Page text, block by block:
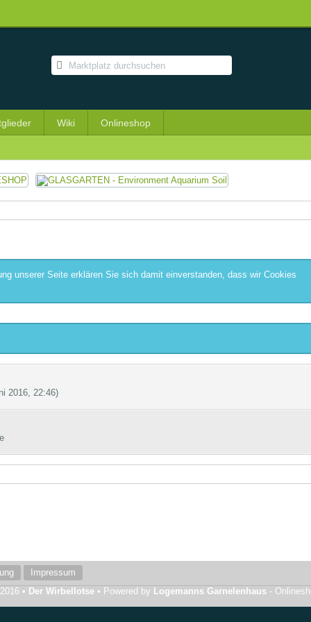
Wiki Onlineshop
unserer Seite erklären Sie sich damit einverstanden, dass wir Cookies
2016, 22:46)
Impressum
• Der Wirbellotse • Powered by Logemanns Garnelenhaus -